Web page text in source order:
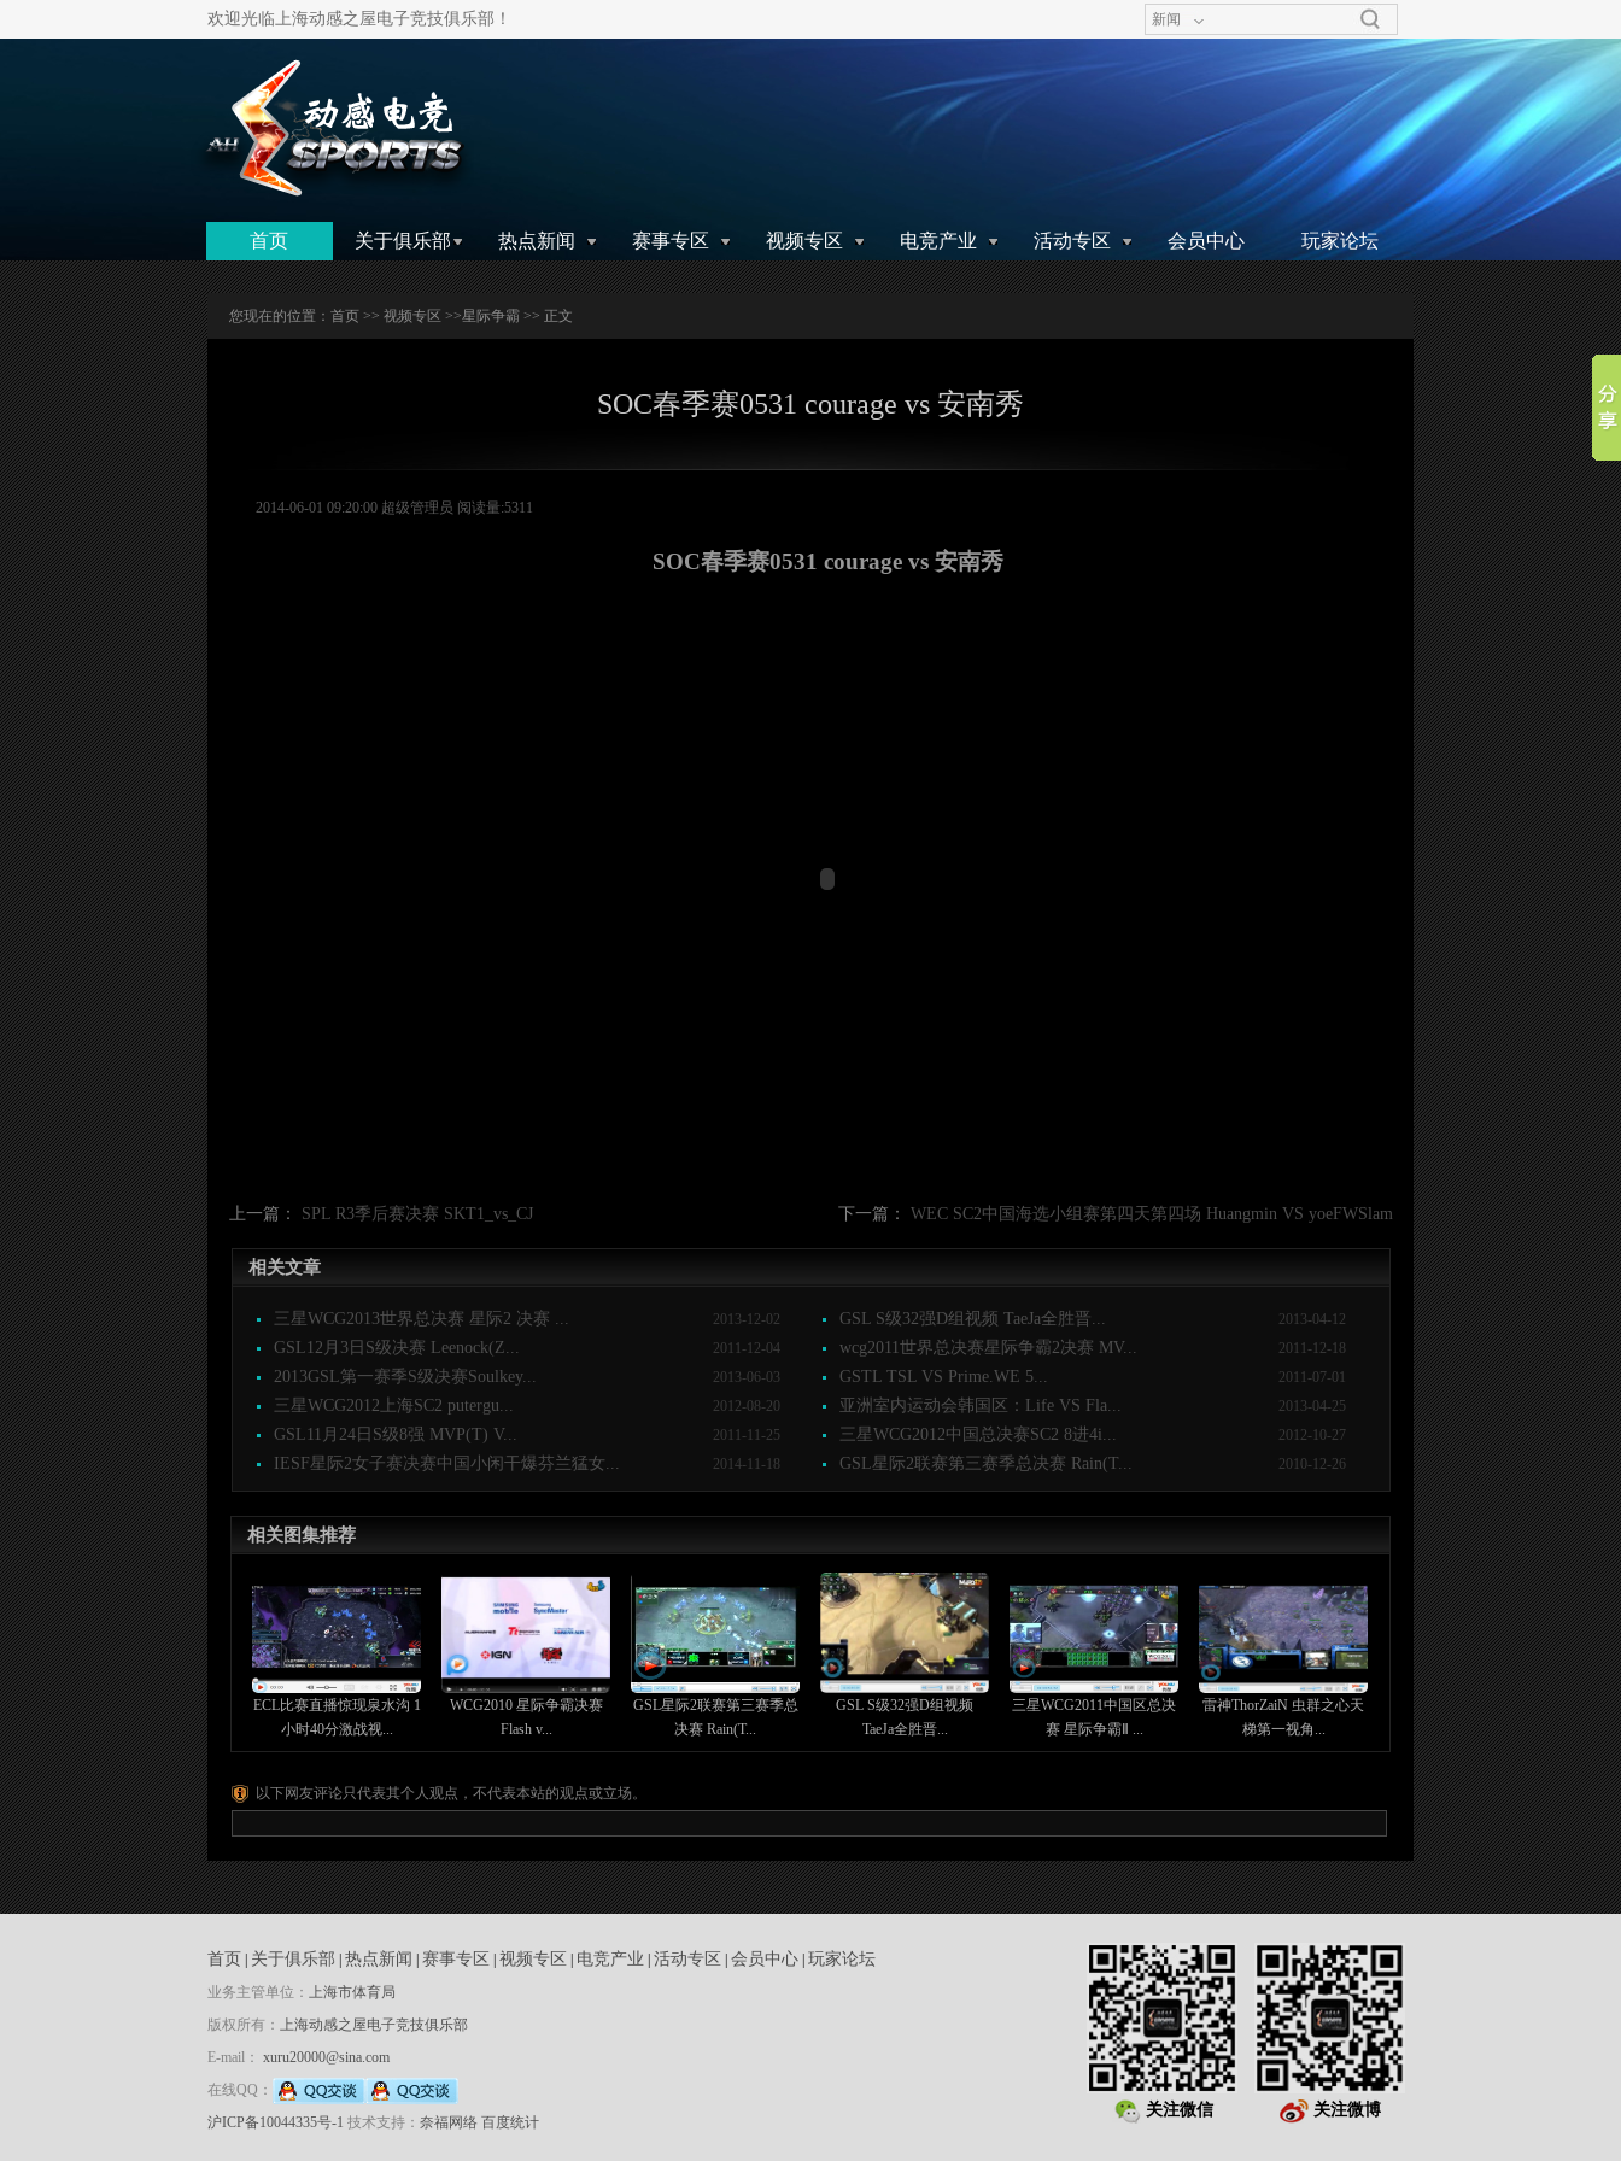
欢迎光临上海动感之屋电子竞技俱乐部！ 新闻
首页 关于俱乐部 热点新闻 赛事专区 视频专区 电竞产业 活动专区 会员中心 玩家论坛
您现在的位置： 首页 >> 视频专区 >>星际争霸 >> 正文
SOC春季赛0531 courage vs 安南秀
2014-06-01 09:20:00 超级管理员 阅读量:5311
SOC春季赛0531 courage vs 安南秀
上一篇： SPL R3季后赛决赛 SKT1_vs_CJ 下一篇： WEC SC2中国海选小组赛第四天第四场 Huangmin VS yoeFWSlam
相关文章
2013-12-02
三星WCG2013世界总决赛 星际2 决赛 ... 2013-04-12
GSL S级32强D组视频 TaeJa全胜晋...
2011-12-04
GSL12月3日S级决赛 Leenock(Z... 2011-12-18
wcg2011世界总决赛星际争霸2决赛 MV...
2013-06-03
2013GSL第一赛季S级决赛Soulkey... 2011-07-01
GSTL TSL VS Prime.WE 5...
2012-08-20
三星WCG2012上海SC2 putergu... 2013-04-25
亚洲室内运动会韩国区：Life VS Fla...
2011-11-25
GSL11月24日S级8强 MVP(T) V... 2012-10-27
三星WCG2012中国总决赛SC2 8进4i...
2014-11-18
IESF星际2女子赛决赛中国小闲干爆芬兰猛女... 2010-12-26
GSL星际2联赛第三赛季总决赛 Rain(T...
相关图集推荐
ECL比赛直播惊现泉水沟 1
小时40分激战视...
WCG2010 星际争霸决赛
Flash v...
GSL星际2联赛第三赛季总
决赛 Rain(T...
GSL S级32强D组视频
TaeJa全胜晋...
三星WCG2011中国区总决
赛 星际争霸Ⅱ ...
雷神ThorZaiN 虫群之心天
梯第一视角...
以下网友评论只代表其个人观点，不代表本站的观点或立场。
首页 关于俱乐部 热点新闻 赛事专区 视频专区 电竞产业 活动专区 会员中心 玩家论坛
业务主管单位： 上海市体育局
版权所有： 上海动感之屋电子竞技俱乐部
E-mail： xuru20000@sina.com
在线QQ：
沪ICP备10044335号-1 技术支持： 奈福网络 百度统计
关注微博
关注微信